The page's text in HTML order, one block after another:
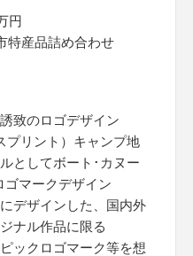
円
産品詰め合わせ
致のロゴデザイン
リント）キャンプ地
としてボート･カヌー
マークデザイン
デザインした、国内外
ナル作品に限る
ックロゴマーク等を想